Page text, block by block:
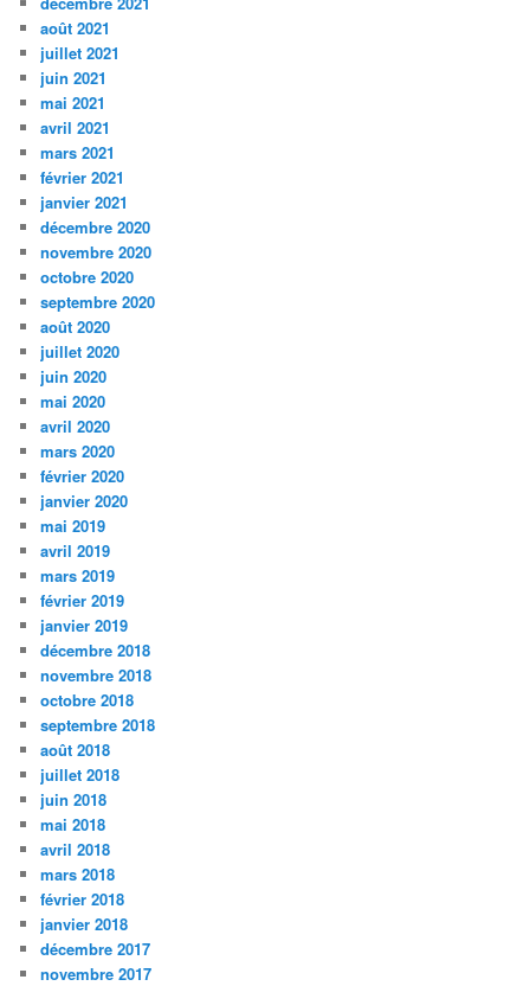
août 2021
juillet 2021
juin 2021
mai 2021
avril 2021
mars 2021
février 2021
janvier 2021
décembre 2020
novembre 2020
octobre 2020
septembre 2020
août 2020
juillet 2020
juin 2020
mai 2020
avril 2020
mars 2020
février 2020
janvier 2020
mai 2019
avril 2019
mars 2019
février 2019
janvier 2019
décembre 2018
novembre 2018
octobre 2018
septembre 2018
août 2018
juillet 2018
juin 2018
mai 2018
avril 2018
mars 2018
février 2018
janvier 2018
décembre 2017
novembre 2017